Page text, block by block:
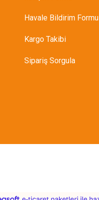
Havale Bildirim Formu
Kargo Takibi
Sipariş Sorgula